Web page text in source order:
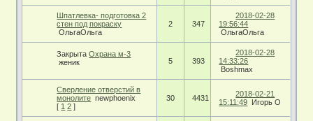
Шпатлевка- подготовка 2
стен под покраску
ОльгаОльга
2 347
2018-02-28
19:56:44
ОльгаОльга
ЗакрытаОхрана м-3
женик
5 393
2018-02-28
14:33:26
Boshmax
Сверление отверстий в
монолите newphoenix
[ 1 2 ]
30 4431
2018-02-21
15:11:49 Игорь O